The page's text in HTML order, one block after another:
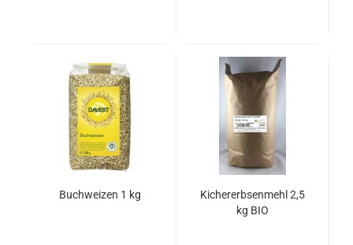
Buchweizen 1 kg
Kichererbsenmehl 2,5
kg BIO